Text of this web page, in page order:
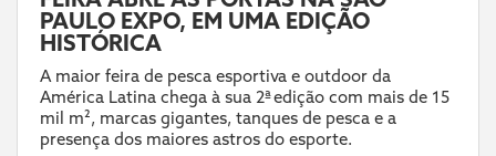
PAULO EXPO, EM UMA EDIÇÃO
HISTÓRICA
A maior feira de pesca esportiva e outdoor da
América Latina chega à sua 2ª edição com mais de 15
mil m², marcas gigantes, tanques de pesca e a
presença dos maiores astros do esporte.